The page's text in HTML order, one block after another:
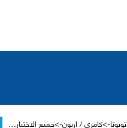
تويوتا->كامري / اريون->جميع الاختيارات->